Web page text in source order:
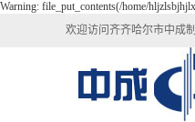
Warning: file_put_contents(/home/
欢迎访问齐齐哈尔市中成